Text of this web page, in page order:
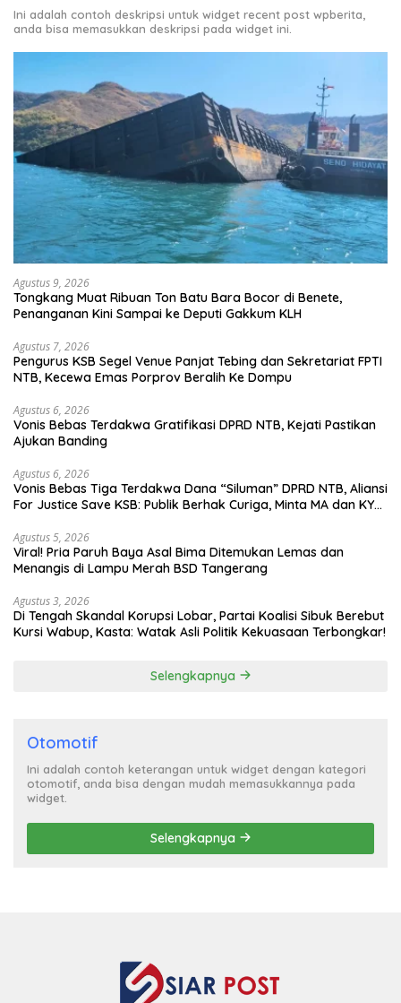
Ini adalah contoh deskripsi untuk widget recent post wpberita,
anda bisa memasukkan deskripsi pada widget ini.
Agustus 9, 2026
Tongkang Muat Ribuan Ton Batu Bara Bocor di Benete,
Penanganan Kini Sampai ke Deputi Gakkum KLH
Agustus 7, 2026
Pengurus KSB Segel Venue Panjat Tebing dan Sekretariat FPTI
NTB, Kecewa Emas Porprov Beralih Ke Dompu
Agustus 6, 2026
Vonis Bebas Terdakwa Gratifikasi DPRD NTB, Kejati Pastikan
Ajukan Banding
Agustus 6, 2026
Vonis Bebas Tiga Terdakwa Dana “Siluman” DPRD NTB, Aliansi
For Justice Save KSB: Publik Berhak Curiga, Minta MA dan KY
Agustus 5, 2026
Viral! Pria Paruh Baya Asal Bima Ditemukan Lemas dan
Menangis di Lampu Merah BSD Tangerang
Agustus 3, 2026
Di Tengah Skandal Korupsi Lobar, Partai Koalisi Sibuk Berebut
Kursi Wabup, Kasta: Watak Asli Politik Kekuasaan Terbongkar!
Selengkapnya
Otomotif
Ini adalah contoh keterangan untuk widget dengan kategori
otomotif, anda bisa dengan mudah memasukkannya pada
widget.
Selengkapnya